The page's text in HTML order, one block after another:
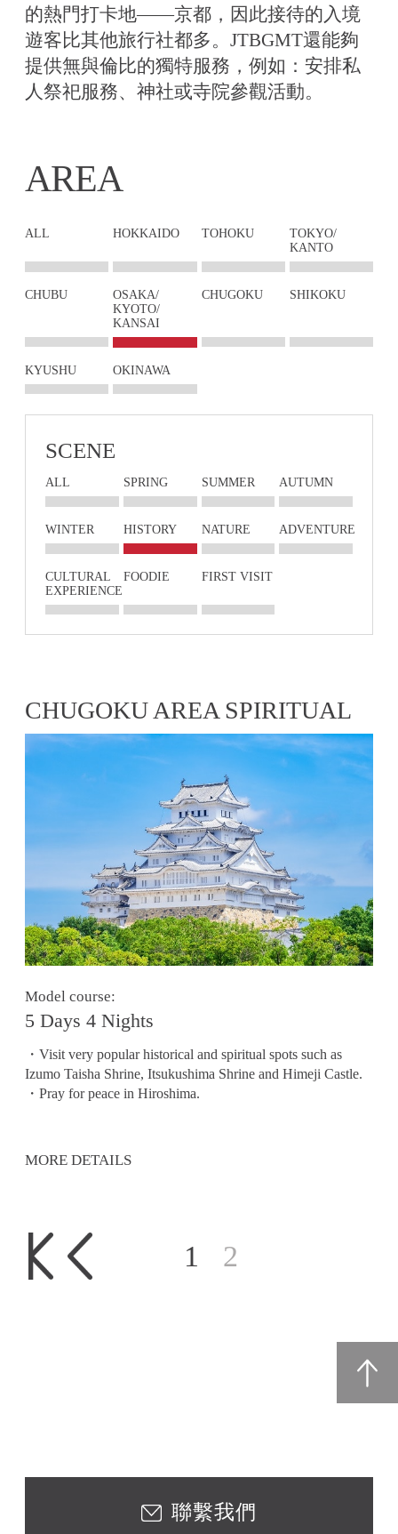
的熱門打卡地——京都，因此接待的入境
遊客比其他旅行社都多。JTBGMT還能夠
提供無與倫比的獨特服務，例如：安排私
人祭祀服務、神社或寺院參觀活動。
AREA
ALL HOKKAIDO TOHOKU
TOKYO/
KANTO
CHUBU
OSAKA/
KYOTO/
KANSAI
CHUGOKU SHIKOKU
KYUSHU OKINAWA
SCENE
ALL SPRING SUMMER AUTUMN
WINTER HISTORY NATURE ADVENTURE
CULTURAL
EXPERIENCE
FOODIE FIRST VISIT
CHUGOKU AREA SPIRITUAL
Model course:
5 Days 4 Nights
・Visit very popular historical and spiritual spots such as
Izumo Taisha Shrine, Itsukushima Shrine and Himeji Castle.
・Pray for peace in Hiroshima.
MORE DETAILS
1 2
聯繫我們